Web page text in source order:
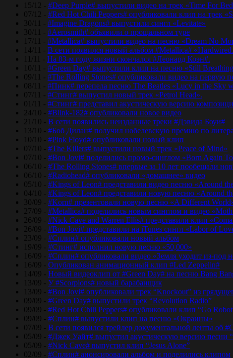
15/12 - #Deep Purple# выпустили видео на трек «Time For
07/12 - #Red Hot Chili Peppers# опубликовали клип на трек
30/11 - #Imagine Dragons# выпустили сингл «Levitate»
30/11 - #Aerosmith# объявили о прощальном туре
17/11 - #Metallica# выпустили видео на песню «Dream No
14/11 - В сети появился новый альбом #Metallica#
11/11 - На 83-м году жизни скончался #Леонард Коэн#.
10/11 - #Green Day# выпустили клип на песню «Still
09/11 - #The Rolling Stones# опубликовали видео на первую
08/11 - #Пинк# перепела песню The Beatles «Lucy in the Sky
07/11 - #Стинг# выпустил новый трек «Petrol Head».
01/11 - #Стинг# представил акустическую версию
24/10 - #Blink-182# опубликовали новое видео
21/10 - В сети появились неизданные треки #Дэвида Боуи#
13/10 - #Боб Дилан# получил нобелевскую премию по
10/10 - #Pink Floyd# опубликовали новый клип
07/10 - #The Killers# выпустили новый трек «Peace of Mind»
07/10 - #Bon Jovi# поделились промо-синглом «Born Again
06/10 - #The Rolling Stones# впервые за 10 лет пообещали
06/10 - #Radiohead# опубликовали «домашнее» видео
05/10 - #Kings of Leon# представили видео песню «Around
04/10 - #Kings of Leon# представили новую песню «Around
30/09 - #Korn# презентовали новую песню «A Different
27/09 - #Metallica# поделились новым синглом и видео
26/09 - #Nick Cave and Warren Ellis# представили клип
26/09 - #Bon Jovi# представили на iTunes сингл «Labor of
23/09 - #Сплин# опубликовали новый альбом
19/09 - #Стинг# исполнил новую песню «50,000»
16/09 - #Сплин# опубликовали видео «Земля уходит из-под
16/09 - Опубликован анимационный клип #Led Zeppelin#
14/09 - Новый видеоклип от #Green Day# на песню Bang
13/09 - У #Scorpions# новый барабанщик
13/09 - #Bon Jovi# опубликовали трек “Knockout” из
09/09 - #Green Day# выпустили трек “Revolution Radio”
09/09 - #Red Hot Chili Peppers# опубликовали клип “Go
09/09 - #Сплин# выпустили клип на песню «Окраины»
07/09 - В сети появился трейлер документальной ленты об
05/09 - #Джек Уайт# выпустил акустическую версию песни
05/09 - #Nick Cave# выпустил клип “Jesus Alone”
02/09 - #Сплин# анонсировали альбом и поделились клипом